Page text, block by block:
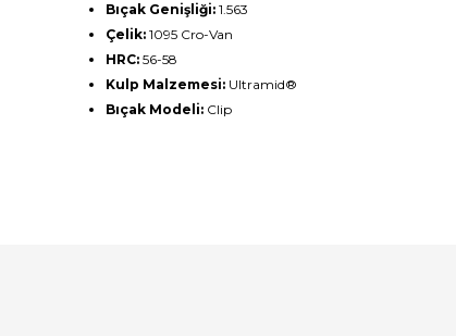
Bıçak Genişliği: 1.563
Çelik: 1095 Cro-Van
HRC: 56-58
Kulp Malzemesi: Ultramid®
Bıçak Modeli: Clip